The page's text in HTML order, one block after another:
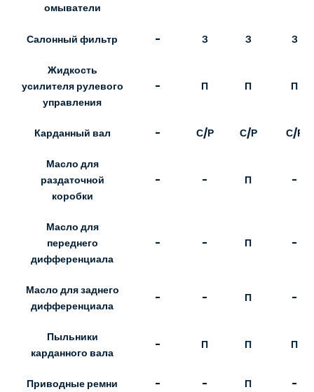
омыватели
Салонный фильтр - З З З
Жидкость
усилителя рулевого
управления
- П П П
Карданный вал - С/Р С/Р С/Р
Масло для
раздаточной
коробки
- - П -
Масло для
переднего
дифференциала
- - П -
Масло для заднего
дифференциала
- - П -
Пыльники
карданного вала
- П П П
Приводные ремни - - П -